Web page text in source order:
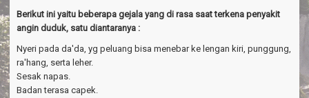
Berikut ini yaitu beberapa gejala yang di rasa saat terkena penyakit
angin duduk, satu diantaranya :
Nyeri pada da'da, yg peluang bisa menebar ke lengan kiri, punggung,
ra'hang, serta leher.
Sesak napas.
Badan terasa capek.